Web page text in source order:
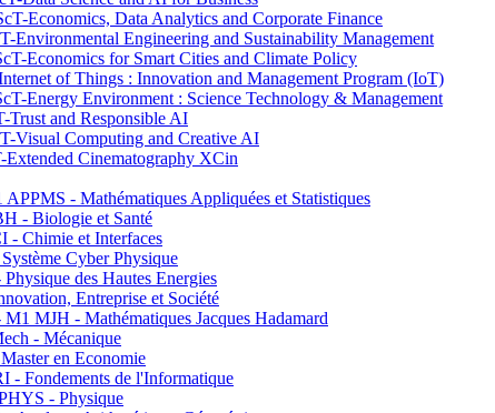
Economics, Data Analytics and Corporate Finance
Environmental Engineering and Sustainability Management
Economics for Smart Cities and Climate Policy
of Things : Innovation and Management Program (IoT)
Energy Environment : Science Technology & Management
and Responsible AI
Visual Computing and Creative AI
Cinematography XCin
- Mathématiques Appliquées et Statistiques
- Biologie et Santé
Chimie et Interfaces
Cyber Physique
des Hautes Energies
Entreprise et Société
MJH - Mathématiques Jacques Hadamard
- Mécanique
en Economie
- Fondements de l'Informatique
- Physique